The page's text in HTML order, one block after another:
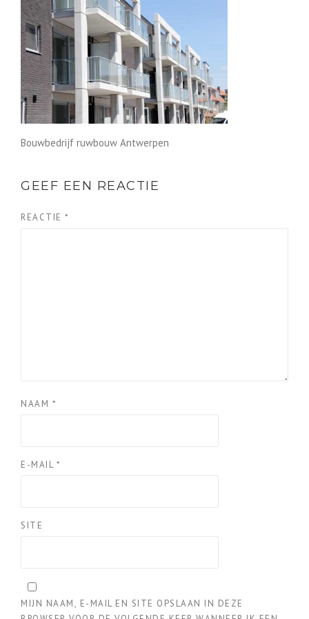
Bouwbedrijf ruwbouw Antwerpen
GEEF EEN REACTIE
REACTIE *
NAAM *
E-MAIL *
SITE
MIJN NAAM, E-MAIL EN SITE OPSLAAN IN DEZE